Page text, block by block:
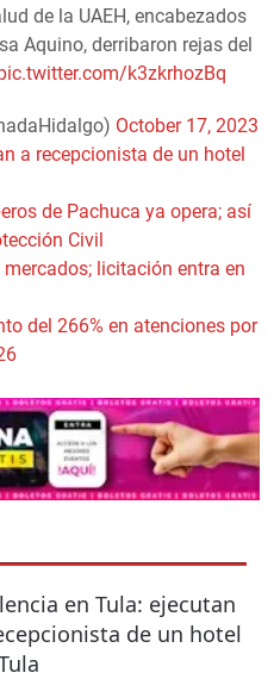
de la UAEH, encabezados
Aquino, derribaron rejas del
k3zkrhozBq
October 17, 2023
a recepcionista de un hotel
de Pachuca ya opera; así
Civil
licitación entra en
del 266% en atenciones por
en Tula: ejecutan
de un hotel